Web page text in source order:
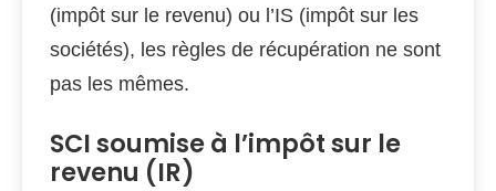
(impôt sur le revenu) ou l’IS (impôt sur les
sociétés), les règles de récupération ne sont
pas les mêmes.
SCI soumise à l’impôt sur le
revenu (IR)